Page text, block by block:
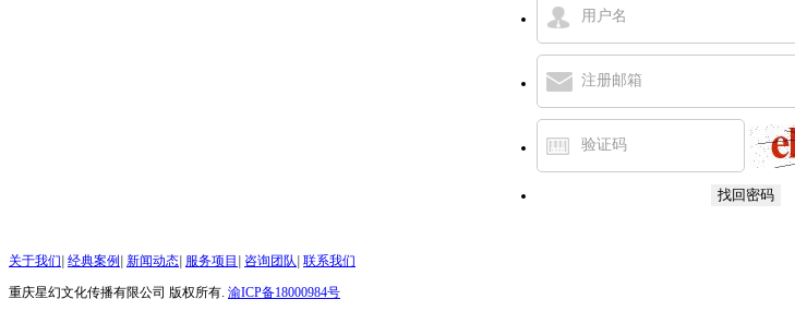
用户名
注册邮箱
验证码
关于我们| 经典案例| 新闻动态| 服务项目 | 咨询团队 | 联系我们
重庆星幻文化传播有限公司 版权所有. 渝ICP备18000984号